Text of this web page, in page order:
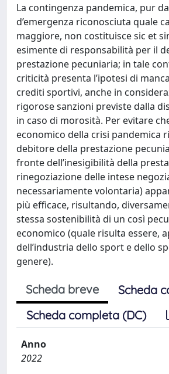
La contingenza pandemica, pur
d’emergenza riconosciuta quale
maggiore, non costituisce sic et
esimente di responsabilità per il
prestazione pecuniaria; in tale
criticità presenta l’ipotesi di
crediti sportivi, anche in
rigorose sanzioni previste dalla
in caso di morosità. Per evitare
economico della crisi pandemica
debitore della prestazione
fronte dell’inesigibilità della
rinegoziazione delle intese
necessariamente volontaria)
più efficace, risultando,
stessa sostenibilità di un così
economico (quale risulta essere,
dell’industria dello sport e dello
genere).
Scheda breve
Scheda
Scheda completa (DC)
Anno
2022